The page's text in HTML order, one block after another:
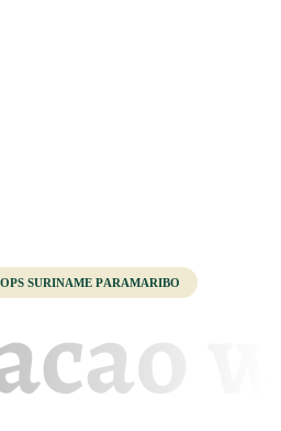
Suriname Paramaribo